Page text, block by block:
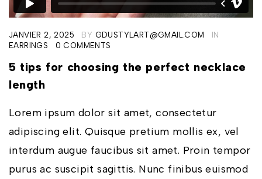
JANVIER 2, 2025 BY GDUSTYLART@GMAIL.COM
IN
EARRINGS
0 COMMENTS
5 tips for choosing the perfect necklace
length
Lorem ipsum dolor sit amet, consectetur
adipiscing elit. Quisque pretium mollis ex, vel
interdum augue faucibus sit amet. Proin tempor
purus ac suscipit sagittis. Nunc finibus euismod